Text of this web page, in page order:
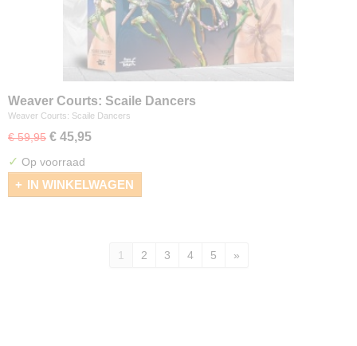
Weaver Courts: Scaile Dancers
Weaver Courts: Scaile Dancers
€ 59,95 € 45,95
✓ Op voorraad
IN WINKELWAGEN
1 2 3 4 5 »